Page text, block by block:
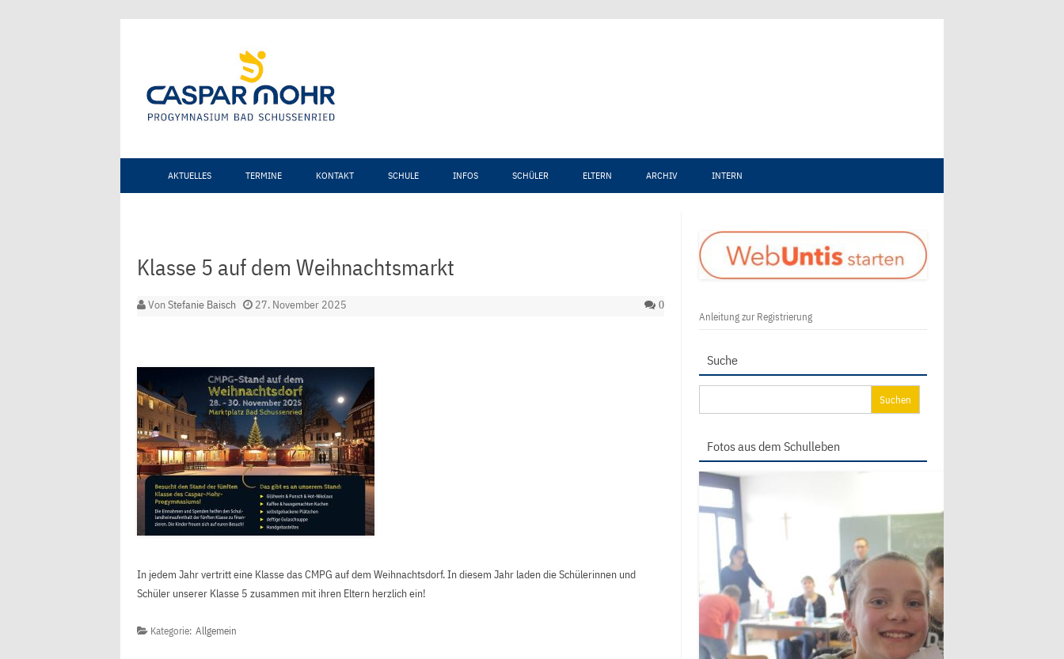
AKTUELLES TERMINE KONTAKT SCHULE INFOS SCHÜLER ELTERN ARCHIV INTERN
Klasse 5 auf dem Weihnachtsmarkt
VonStefanie Baisch 27. November 2025 0
In jedem Jahr vertritt eine Klasse das CMPG auf dem Weihnachtsdorf. In diesem Jahr laden die Schülerinnen und
Schüler unserer Klasse 5 zusammen mit ihren Eltern herzlich ein!
Kategorie: Allgemein
Anleitung zur Registrierung
Suche
nach:
Fotos aus dem Schulleben